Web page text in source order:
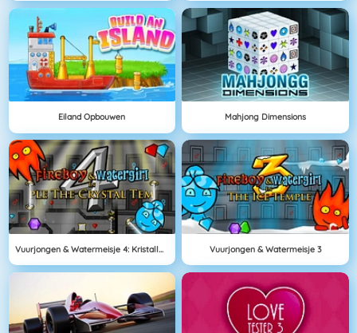
Eiland Opbouwen Mahjong Dimensions
Vuurjongen & Watermeisje 4: Kristallen Tempel Vuurjongen & Watermeisje 3